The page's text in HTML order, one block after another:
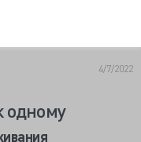
4/7/2022
одному